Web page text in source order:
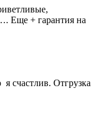
Еще + гарантия на
Отгрузка